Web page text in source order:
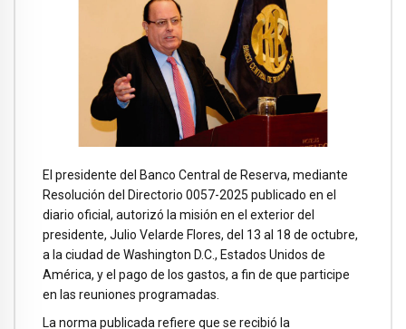
El presidente del Banco Central de Reserva, mediante
Resolución del Directorio 0057-2025 publicado en el
diario oficial, autorizó la misión en el exterior del
presidente, Julio Velarde Flores, del 13 al 18 de octubre,
a la ciudad de Washington D.C., Estados Unidos de
América, y el pago de los gastos, a fin de que participe
en las reuniones programadas.
La norma publicada refiere que se recibió la